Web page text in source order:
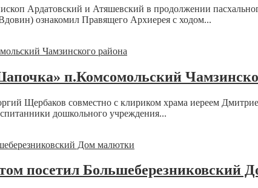
Ардатовский и Атяшевский в продолжении
ознакомил Правящего Архиерея с ходом...
п.Комсомольский
Щербаков совместно с клириком храма иереем
дошкольного учреждения...
посетил Большеберезниковский